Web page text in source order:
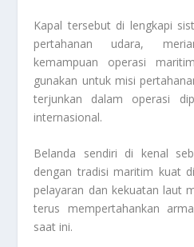
Kapal tersebut di lengkapi
pertahanan udara,
kemampuan operasi
gunakan untuk misi
terjunkan dalam operasi
internasional.
Belanda sendiri di kenal
dengan tradisi maritim kuat
pelayaran dan kekuatan laut
terus mempertahankan
saat ini.